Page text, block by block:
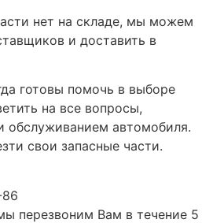
нет на складе, мы можем
и доставить в
готовы помочь в выборе
на все вопросы,
обслуживанием автомобиля.
свои запасные части.
перезвоним Вам в течение 5